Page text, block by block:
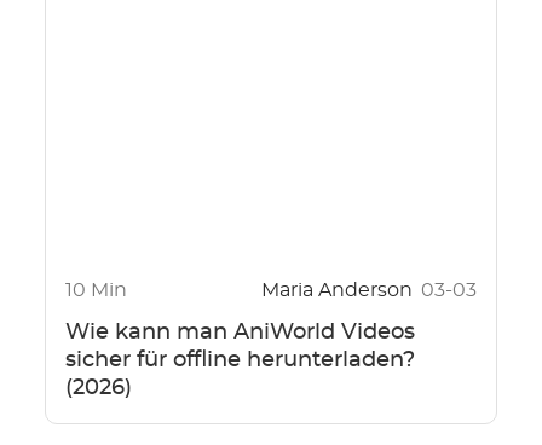
10 Min Maria Anderson 03-03
Wie kann man AniWorld Videos
sicher für offline herunterladen?
(2026)